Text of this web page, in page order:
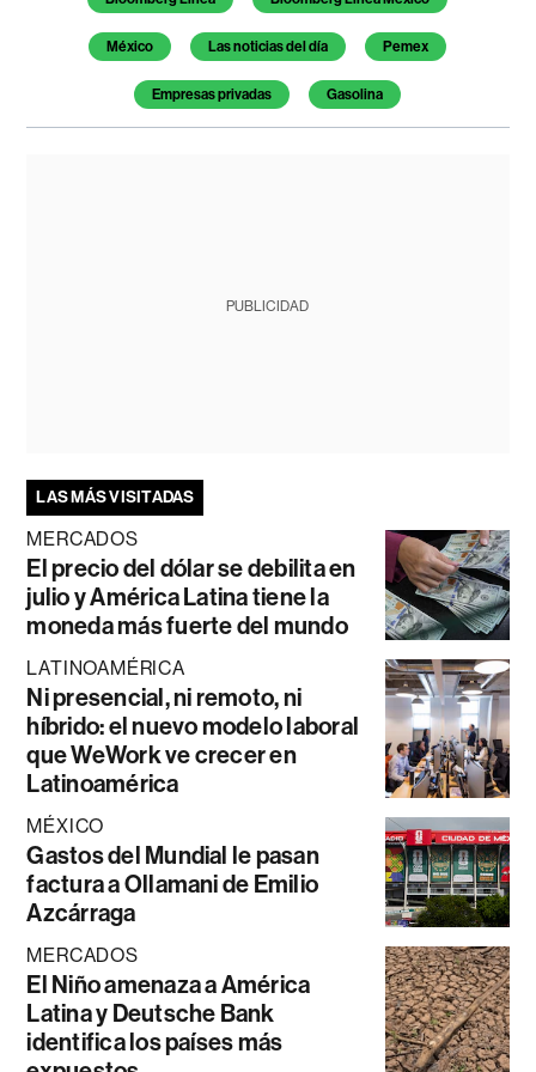
México Las noticias del día Pemex
Empresas privadas Gasolina
PUBLICIDAD
LAS MÁS VISITADAS
MERCADOS
El precio del dólar se debilita en
julio y América Latina tiene la
moneda más fuerte del mundo
LATINOAMÉRICA
Ni presencial, ni remoto, ni
híbrido: el nuevo modelo laboral
que WeWork ve crecer en
Latinoamérica
MÉXICO
Gastos del Mundial le pasan
factura a Ollamani de Emilio
Azcárraga
MERCADOS
El Niño amenaza a América
Latina y Deutsche Bank
identifica los países más